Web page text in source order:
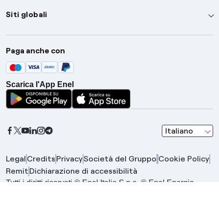
Siti globali
Enel Group
Enel Green Power
Global Trading
Global Procurement
Gridspertise
Paga anche con
Scarica l'App Enel
Italiano
seleziona una
Legal Credits PrivacySocietà del Gruppo Cookie Policy
Remit Dichiarazione di accessibilità
Tutti i diritti riservati © Enel Italia S.p.a. © Enel Energia